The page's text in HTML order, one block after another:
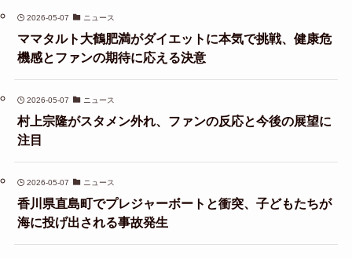
2026-05-07 ニュース
ママタルト大鶴肥満がダイエットに本気で挑戦、健康危
機感とファンの期待に応える決意
2026-05-07 ニュース
村上宗隆がスタメン外れ、ファンの反応と今後の展望に
注目
2026-05-07 ニュース
香川県直島町でプレジャーボートと衝突、子どもたちが
海に投げ出される事故発生